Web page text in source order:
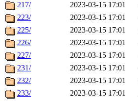
217/
2023-03-15 17:01
223/
2023-03-15 17:01
225/
2023-03-15 17:01
226/
2023-03-15 17:01
227/
2023-03-15 17:01
231/
2023-03-15 17:01
232/
2023-03-15 17:01
233/
2023-03-15 17:01